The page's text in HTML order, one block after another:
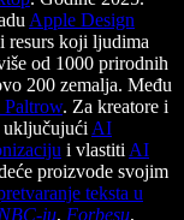
Apple Design
resurs koji ljudima
od 1000 prirodnih
200 zemalja. Među
. Za kreatore i
uključujući AI
i vlastiti AI
proizvode svojim
teksta u
ju, Forbesu,